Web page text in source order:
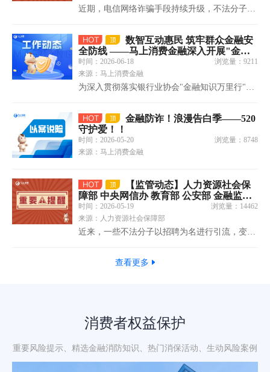
近期，电信网络诈骗手段持续升级，不法分子利
账”的连环套路实施诈骗。该类骗局以“远程控制
+黑屏掩护+刷脸认证”为核心，消费者从感知异
常到资金损失往往仅数小时，社会危害性极大。
一、诈骗套路拆解第一步……
数智互动惠民 筑牢群众金融安
全防线 ——马上消费金融深入开展"金融
知识万里行"宣教活动
时间：2026-06-18
浏览量：9211
来源：马上消费金融
为深入贯彻落实银行业协会"金融知识万里行"活
设立金融知识宣教点，紧紧围绕“两司两员”及老
年群体等重点人群实际需求，通过寓教于乐、科
技赋能、精准服务相结合的方……
金融防诈！浪漫告白季——520
守护爱！！
时间：2026-05-20
浏览量：8748
来源：马上消费金融
【监管动态】人力资源社会保
障部 中央网信办 教育部 公安部 金融监管
总局联合发布警惕“招转培”“培训贷”等风
险提示
时间：2026-05-19
浏览量：14462
来源：人力资源社会保障部
近来，一些不法分子以招聘为名进行引流，变相
益，扰乱了人力资源市场的正常秩序。为帮助求
查看更多
消费者权益保护
重要风险提示、精选金融消防知识、热门消保活动、生动风险案例